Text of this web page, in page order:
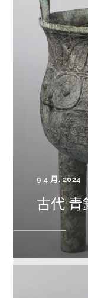
9 4 月, 2024
古代 青